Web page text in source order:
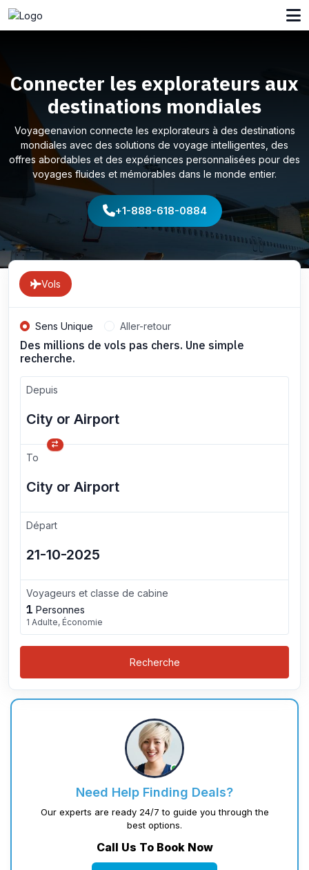
Connecter les explorateurs aux
destinations mondiales
Voyageenavion connecte les explorateurs à des destinations
mondiales avec des solutions de voyage intelligentes, des
offres abordables et des expériences personnalisées pour des
voyages fluides et mémorables dans le monde entier.
+1-888-618-0884
Vols
Sens Unique Aller-retour
Des millions de vols pas chers. Une simple
recherche.
Depuis
To
Départ
Voyageurs et classe de cabine
1 Personnes
1 Adulte, Économie
Recherche
Need Help Finding Deals?
Our experts are ready 24/7 to guide you through the
best options.
Call Us To Book Now